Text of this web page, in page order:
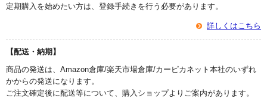
定期購入を始めたい方は、登録手続きを行う必要があります。
詳しくはこちら
【配送・納期】
商品の発送は、Amazon倉庫/楽天市場倉庫/カーピカネット本社のいずれ
かからの発送になります。
ご注文確定後に配送等について、購入ショップよりご案内があります。